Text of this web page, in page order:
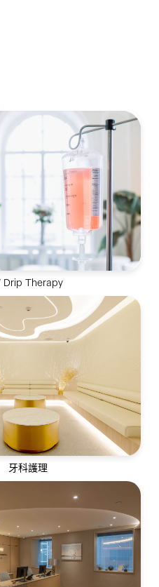
高效補充關鍵營養素，促
，成就最佳健康狀態
Drip Therapy
務，提供修復治療、牙周
能治療及牙齒美容
牙科護理